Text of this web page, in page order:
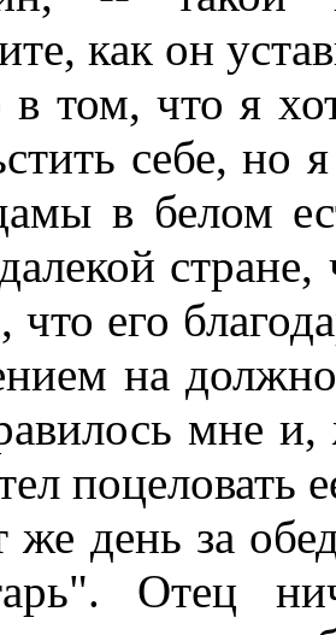
как он
том, что я
себе, но
в белом
что его
на
мне и,
поцеловать
день за
Отец